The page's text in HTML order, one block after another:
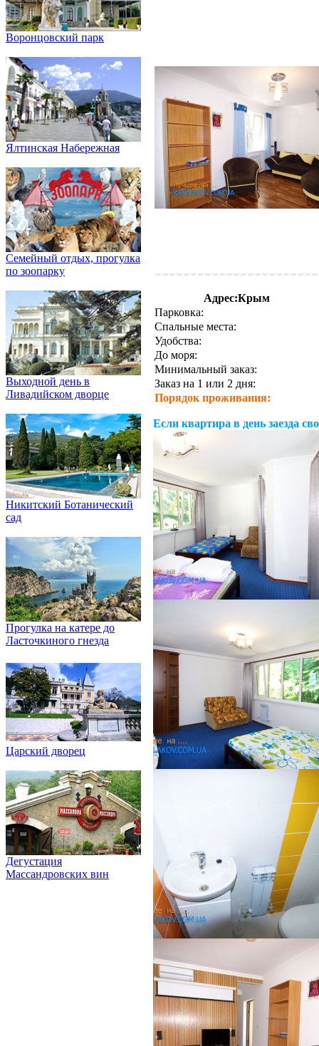
Воронцовский парк
Ялтинская Набережная
Семейный отдых, прогулка
по зоопарку
Выходной день в
Ливадийском дворце
Никитский Ботанический
сад
Прогулка на катере до
Ласточкиного гнезда
Царский дворец
Дегустация
Массандровских вин
Адрес:Крым
Парковка:
Спальные места:
Удобства:
До моря:
Минимальный заказ:
Заказ на 1 или 2 дня:
Порядок проживания:
Если квартира в день заезда